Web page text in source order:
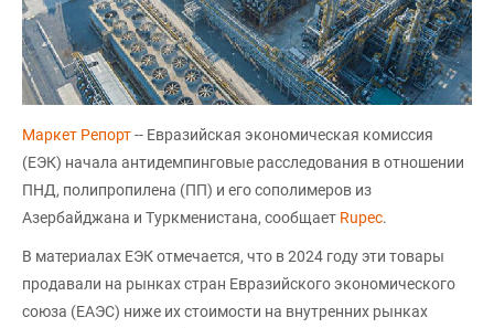
Маркет Репорт-- Евразийская экономическая комиссия
(ЕЭК) начала антидемпинговые расследования в отношении
ПНД, полипропилена (ПП) и его сополимеров из
Азербайджана и Туркменистана, сообщает Rupec.
В материалах ЕЭК отмечается, что в 2024 году эти товары
продавали на рынках стран Евразийского экономического
союза (ЕАЭС) ниже их стоимости на внутренних рынках